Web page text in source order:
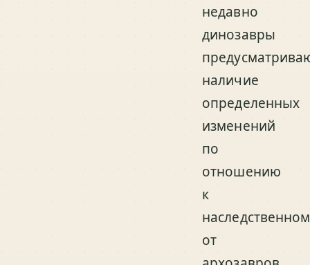
недавно
динозавры
наличие
определенных
изменений
по
отношению
к
от